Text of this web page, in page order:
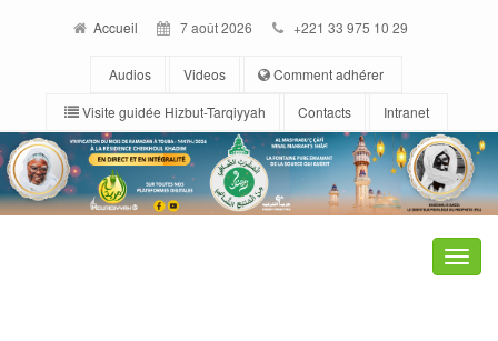
Accueil 7 août 2026 +221 33 975 10 29
Audios Videos
Comment adhérer
Visite guidée Hizbut-Tarqiyyah
Contacts Intranet
Toggle